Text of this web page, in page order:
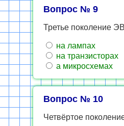
Вопрос № 9
Третье поколение
на лампах
на транзисторах
а микросхемах
Вопрос № 10
Четвёртое